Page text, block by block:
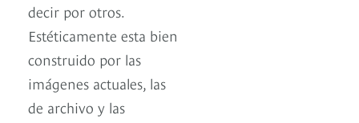
decir por otros.
Estéticamente esta bien
construido por las
imágenes actuales, las
de archivo y las